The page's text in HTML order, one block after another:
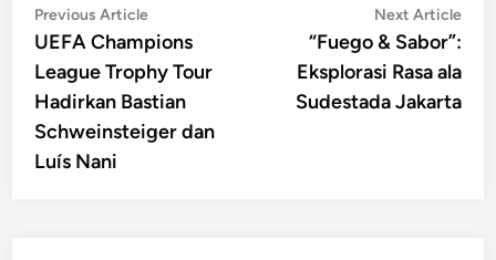
Post
navigation
Previous ArticlePrevious
article:
UEFA Champions
League Trophy Tour
Hadirkan Bastian
Schweinsteiger dan
Luís Nani
Next Article
“Fuego & Sabor”:
Eksplorasi Rasa ala
Sudestada Jakarta